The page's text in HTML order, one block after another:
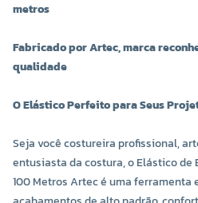
metros
Fabricado por Artec, marca
qualidade
O Elástico Perfeito para Seus
Seja você costureira profissional,
entusiasta da costura, o Elástico de
100 Metros Artec é uma ferramenta